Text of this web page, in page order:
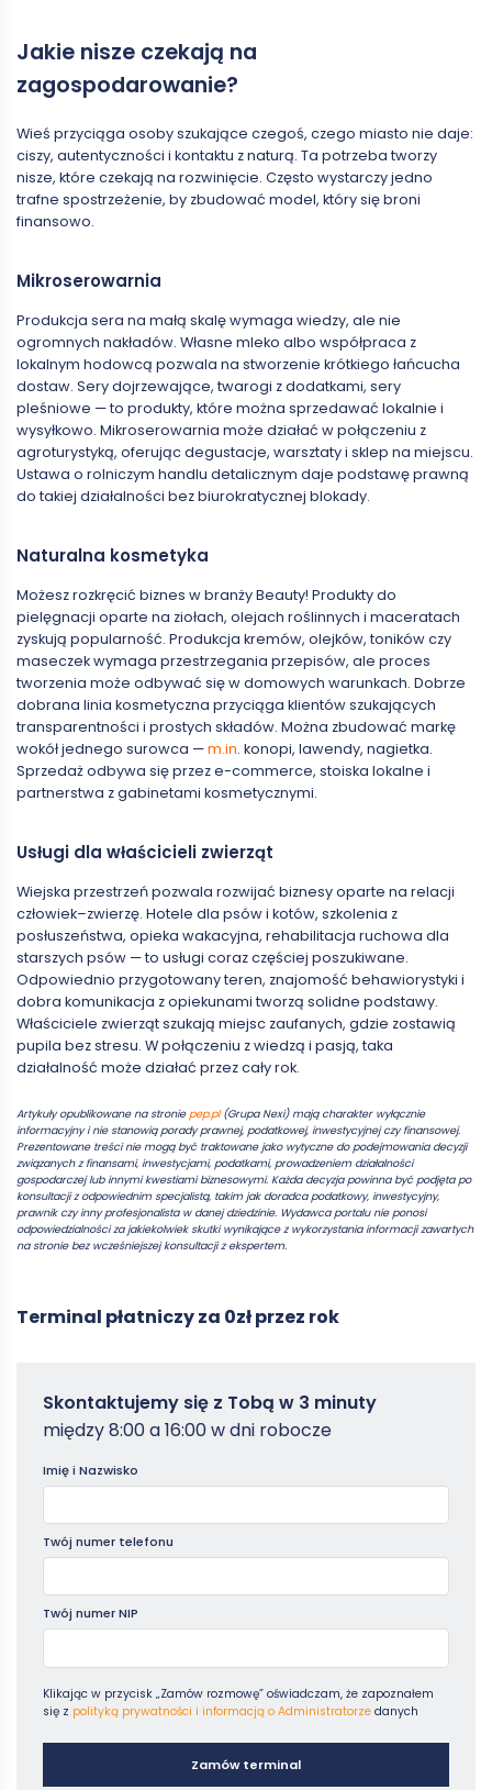
Jakie nisze czekają na
zagospodarowanie?
Wieś przyciąga osoby szukające czegoś, czego miasto nie daje:
ciszy, autentyczności i kontaktu z naturą. Ta potrzeba tworzy
nisze, które czekają na rozwinięcie. Często wystarczy jedno
trafne spostrzeżenie, by zbudować model, który się broni
finansowo.
Mikroserowarnia
Produkcja sera na małą skalę wymaga wiedzy, ale nie
ogromnych nakładów. Własne mleko albo współpraca z
lokalnym hodowcą pozwala na stworzenie krótkiego łańcucha
dostaw. Sery dojrzewające, twarogi z dodatkami, sery
pleśniowe — to produkty, które można sprzedawać lokalnie i
wysyłkowo. Mikroserowarnia może działać w połączeniu z
agroturystyką, oferując degustacje, warsztaty i sklep na miejscu.
Ustawa o rolniczym handlu detalicznym daje podstawę prawną
do takiej działalności bez biurokratycznej blokady.
Naturalna kosmetyka
Możesz rozkręcić biznes w branży Beauty! Produkty do
pielęgnacji oparte na ziołach, olejach roślinnych i maceratach
zyskują popularność. Produkcja kremów, olejków, toników czy
maseczek wymaga przestrzegania przepisów, ale proces
tworzenia może odbywać się w domowych warunkach. Dobrze
dobrana linia kosmetyczna przyciąga klientów szukających
transparentności i prostych składów. Można zbudować markę
wokół jednego surowca —m.in. konopi, lawendy, nagietka.
Sprzedaż odbywa się przez e-commerce, stoiska lokalne i
partnerstwa z gabinetami kosmetycznymi.
Usługi dla właścicieli zwierząt
Wiejska przestrzeń pozwala rozwijać biznesy oparte na relacji
człowiek–zwierzę. Hotele dla psów i kotów, szkolenia z
posłuszeństwa, opieka wakacyjna, rehabilitacja ruchowa dla
starszych psów — to usługi coraz częściej poszukiwane.
Odpowiednio przygotowany teren, znajomość behawiorystyki i
dobra komunikacja z opiekunami tworzą solidne podstawy.
Właściciele zwierząt szukają miejsc zaufanych, gdzie zostawią
pupila bez stresu. W połączeniu z wiedzą i pasją, taka
działalność może działać przez cały rok.
Artykuły opublikowane na stroniepep.pl(Grupa Nexi) mają charakter wyłącznie
informacyjny i nie stanowią porady prawnej, podatkowej, inwestycyjnej czy finansowej.
Prezentowane treści nie mogą być traktowane jako wytyczne do podejmowania decyzji
związanych z finansami, inwestycjami, podatkami, prowadzeniem działalności
gospodarczej lub innymi kwestiami biznesowymi. Każda decyzja powinna być podjęta po
konsultacji z odpowiednim specjalistą, takim jak doradca podatkowy, inwestycyjny,
prawnik czy inny profesjonalista w danej dziedzinie. Wydawca portalu nie ponosi
odpowiedzialności za jakiekolwiek skutki wynikające z wykorzystania informacji zawartych
na stronie bez wcześniejszej konsultacji z ekspertem.
Terminal płatniczy za 0zł przez rok
Zamowterminal
Poradniki
Skontaktujemy się z Tobą w 3 minuty
między 8:00 a 16:00 w dni robocze
Imię i Nazwisko
Twój numer telefonu
Twój numer NIP
Klikając w przycisk „Zamów rozmowę” oświadczam, że zapoznałem
się z polityką prywatności i informacją o Administratorze danych
Zamów terminal